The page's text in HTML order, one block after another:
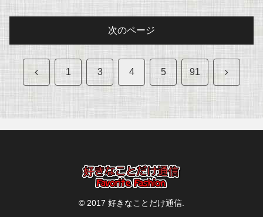
次のページ
前 1 3 4 5 91 次
© 2017 好きなことだけ通信.